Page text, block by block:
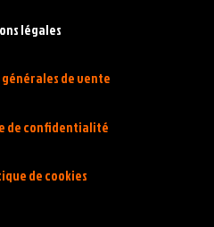
légales
de vente
de confidentialité
de cookies